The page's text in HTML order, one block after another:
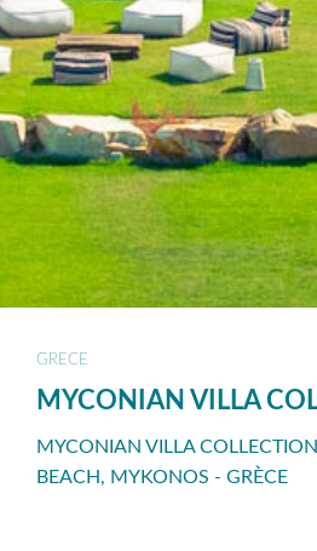
GRECE
MYCONIAN VILLA
MYCONIAN VILLA
BEACH, MYKONOS - GRÈCE